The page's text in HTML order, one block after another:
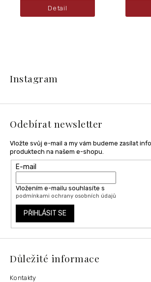
Detail
t
Instagram
Odebírat newsletter
Vložte svůj e-mail a my vám budeme zasílat
produktech na našem e-shopu.
E-mail
Vložením e-mailu souhlasíte s
podmínkami ochrany osobních údajů
PŘIHLÁSIT SE
Důležité informace
Kontakty